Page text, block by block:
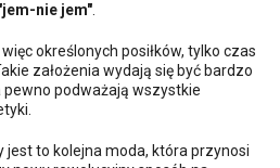
nie jem"
określonych posiłków, tylko czas
założenia wydają się być bardzo
pewno podważają wszystkie
jest to kolejna moda, która przynosi